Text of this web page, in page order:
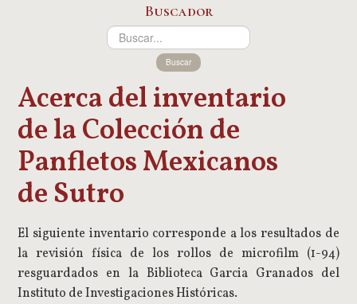
Buscador
Buscar
Acerca del inventario
de la Colección de
Panfletos Mexicanos
de Sutro
El siguiente inventario corresponde a los resultados de
la revisión física de los rollos de microfilm (1-94)
resguardados en la Biblioteca Garcia Granados del
Instituto de Investigaciones Históricas.